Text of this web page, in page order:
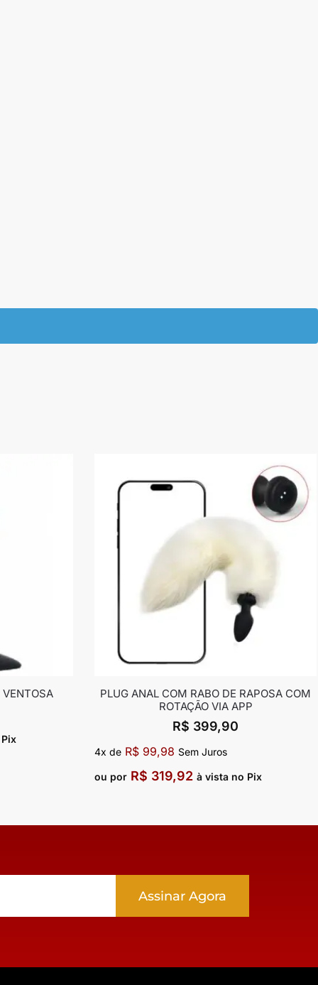
PLUG ANAL COM RABO DE RAPOSA COM
ROTAÇÃO VIA APP
R$ 399,90
4x de R$ 99,98 Sem Juros
ou por R$ 319,92 à vista no Pix
Assinar Agora